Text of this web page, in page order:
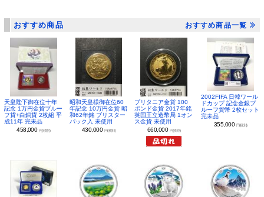
おすすめ商品 おすすめ商品一覧
天皇陛下御在位十年
記念 1万円金貨プルー
フ貨+白銅貨 2枚組 平
成11年 完未品
458,000 円(税別)
昭和天皇様御在位60
年記念 10万円金貨 昭
和62年銘 ブリスター
パック入 未使用
430,000 円(税別)
ブリタニア金貨 100
ポンド金貨 2017年銘
英国王立造幣局 1オン
ス金貨 未使用
660,000 円(税別)
2002FIFA 日韓ワール
ドカップ 記念金銀プ
ルーフ貨幣 2枚セット
完未品
355,000 円(税別)